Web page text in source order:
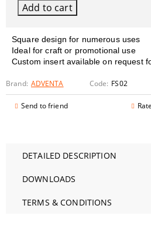
Square design for numerous uses
Ideal for craft or promotional use
Custom insert available on request
Brand: ADVENTA Code: FS02
Send to friend
DETAILED DESCRIPTION
DOWNLOADS
TERMS & CONDITIONS